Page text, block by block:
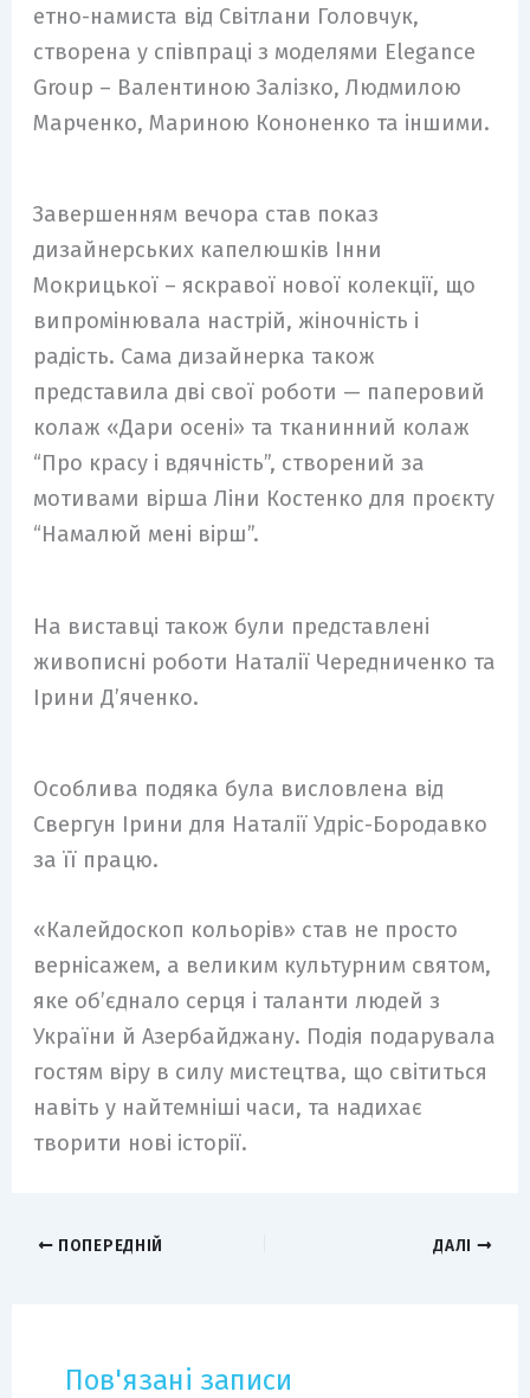
етно-намиста від Світлани Головчук,
створена у співпраці з моделями Elegance
Group – Валентиною Залізко, Людмилою
Марченко, Мариною Кононенко та іншими.
Завершенням вечора став показ
дизайнерських капелюшків Інни
Мокрицької – яскравої нової колекції, що
випромінювала настрій, жіночність і
радість. Сама дизайнерка також
представила дві свої роботи — паперовий
колаж «Дари осені» та тканинний колаж
“Про красу і вдячність”, створений за
мотивами вірша Ліни Костенко для проєкту
“Намалюй мені вірш”.
На виставці також були представлені
живописні роботи Наталії Чередниченко та
Ірини Д’яченко.
Особлива подяка була висловлена від
Свергун Ірини для Наталії Удріс-Бородавко
за її працю.
«Калейдоскоп кольорів» став не просто
вернісажем, а великим культурним святом,
яке об’єднало серця і таланти людей з
України й Азербайджану. Подія подарувала
гостям віру в силу мистецтва, що світиться
навіть у найтемніші часи, та надихає
творити нові історії.
ПОПЕРЕДНІЙ ДАЛІ
Пов'язані записи